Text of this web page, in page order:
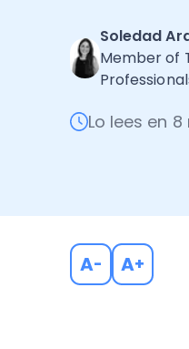
Soledad
Member of
Lo lees en
A- A+